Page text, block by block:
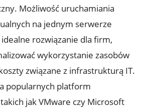
Możliwość uruchamiania
na jednym serwerze
rozwiązanie dla firm,
wykorzystanie zasobów
związane z infrastrukturą IT.
popularnych platform
jak VMware czy Microsoft